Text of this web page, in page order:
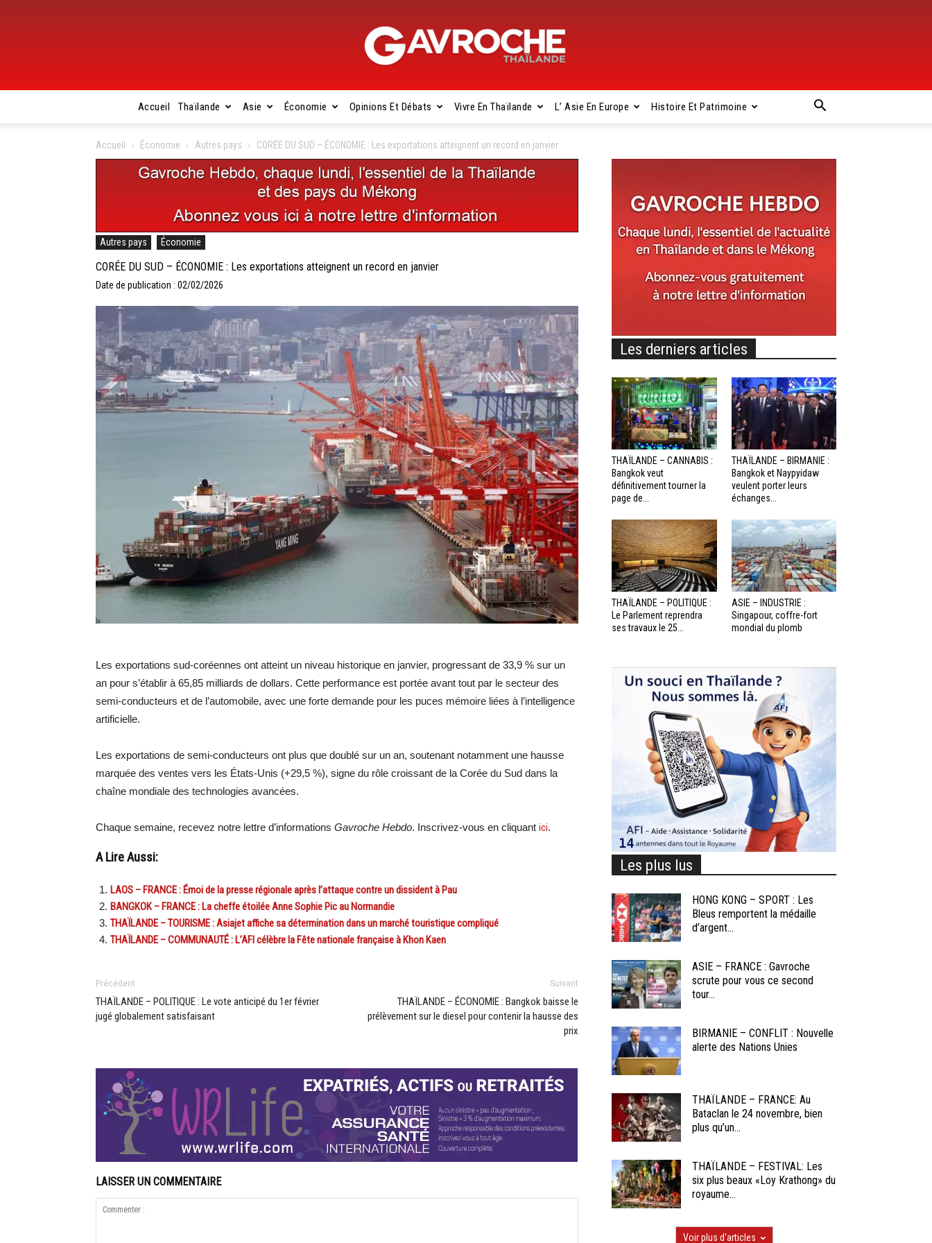
Gavroche
Accueil Thaïlande Asie Économie Opinions Et Débats Vivre En Thaïlande L’ Asie En Europe Histoire Et Patrimoine
Accueil Économie Autres pays CORÉE DU SUD – ÉCONOMIE : Les exportations atteignent un record en janvier
Autres pays Économie
CORÉE DU SUD – ÉCONOMIE : Les exportations atteignent un record en janvier
Date de publication : 02/02/2026
Les exportations sud-coréennes ont atteint un niveau historique en janvier, progressant de 33,9 % sur un
an pour s’établir à 65,85 milliards de dollars. Cette performance est portée avant tout par le secteur des
semi-conducteurs et de l’automobile, avec une forte demande pour les puces mémoire liées à l’intelligence
artificielle.
Les exportations de semi-conducteurs ont plus que doublé sur un an, soutenant notamment une hausse
marquée des ventes vers les États-Unis (+29,5 %), signe du rôle croissant de la Corée du Sud dans la
chaîne mondiale des technologies avancées.
Chaque semaine, recevez notre lettre d’informations Gavroche Hebdo. Inscrivez-vous en cliquant ici.
A Lire Aussi:
LAOS – FRANCE : Émoi de la presse régionale après l’attaque contre un dissident à Pau
BANGKOK – FRANCE : La cheffe étoilée Anne Sophie Pic au Normandie
THAÏLANDE – TOURISME : Asiajet affiche sa détermination dans un marché touristique compliqué
THAÏLANDE – COMMUNAUTÉ : L’AFI célèbre la Fête nationale française à Khon Kaen
Précédent
THAÏLANDE – POLITIQUE : Le vote anticipé du 1er février
jugé globalement satisfaisant
Suivant
THAÏLANDE – ÉCONOMIE : Bangkok baisse le
prélèvement sur le diesel pour contenir la hausse des
prix
LAISSER UN COMMENTAIRE
Les derniers articles
THAÏLANDE – CANNABIS :
Bangkok veut
définitivement tourner la
page de...
THAÏLANDE – BIRMANIE :
Bangkok et Naypyidaw
veulent porter leurs
échanges...
THAÏLANDE – POLITIQUE :
Le Parlement reprendra
ses travaux le 25...
ASIE – INDUSTRIE :
Singapour, coffre-fort
mondial du plomb
Les plus lus
HONG KONG – SPORT : Les
Bleus remportent la médaille
d’argent...
ASIE – FRANCE : Gavroche
scrute pour vous ce second
tour...
BIRMANIE – CONFLIT : Nouvelle
alerte des Nations Unies
THAÏLANDE – FRANCE: Au
Bataclan le 24 novembre, bien
plus qu’un...
THAÏLANDE – FESTIVAL: Les
six plus beaux «Loy Krathong» du
royaume...
Voir plus d'articles